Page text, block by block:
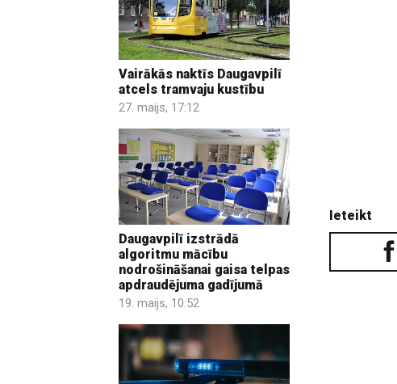
Vairākās naktīs Daugavpilī
atcels tramvaju kustību
27. maijs, 17:12
Daugavpilī izstrādā
algoritmu mācību
nodrošināšanai gaisa telpas
apdraudējuma gadījumā
19. maijs, 10:52
Ieteikt